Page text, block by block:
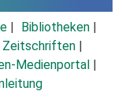
Bibliotheken
Zeitschriften
Medienportal